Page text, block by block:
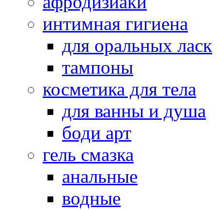
интимная гигиена
для оральных ласк
тампоны
косметика для тела
для ванны и душа
боди арт
гель смазка
анальные
водные